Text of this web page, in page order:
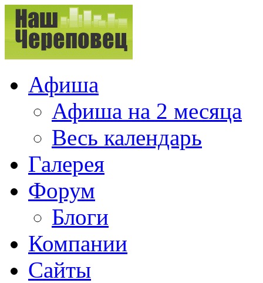
Афиша
Афиша на 2 месяца
Весь календарь
Галерея
Форум
Блоги
Компании
Сайты